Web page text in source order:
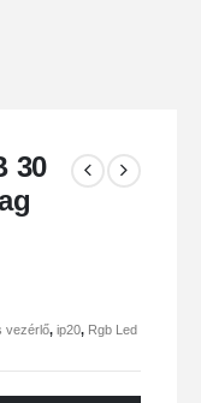
30
vezérlő, ip20, Rgb Led